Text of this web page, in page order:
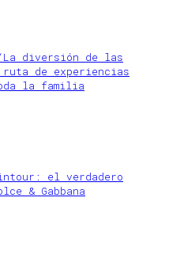
diversión de las
de experiencias
la familia
el verdadero
& Gabbana